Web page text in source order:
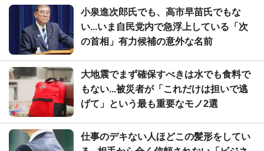
小泉進次郎氏でも、高市早苗氏でもな
い...いま自民党内で急浮上している「次
の首相」有力候補の意外な名前
大地震でまず確保すべきは水でも食料で
もない...被災者が「これだけは担いで逃
げて」という最も重要なモノ2選
仕事のデキない人ほどこの髪形をしてい